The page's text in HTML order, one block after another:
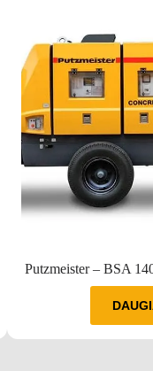
Putzmeister – BSA